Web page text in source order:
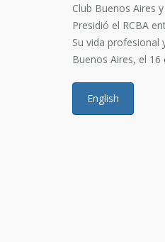
Club Buenos Aires
Presidió el RCBA
Su vida profesional
Buenos Aires, el
English